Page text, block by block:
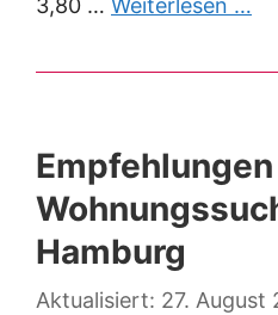
3,80 … Weiterlesen …
Hamburg
27. August